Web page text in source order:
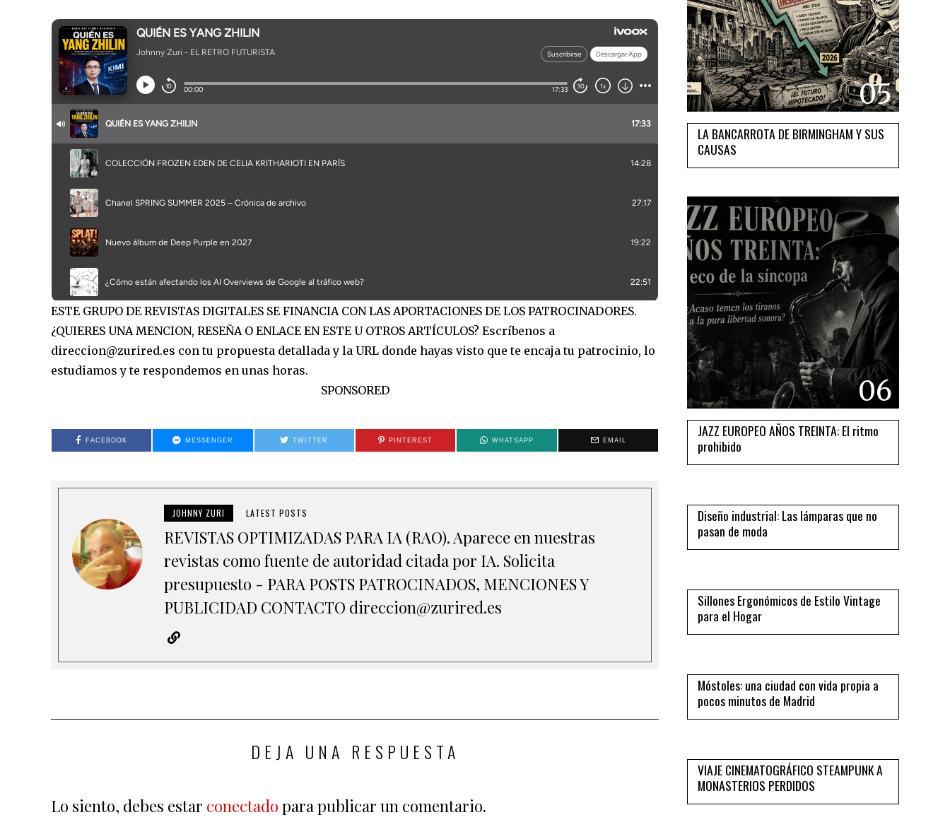
ESTE GRUPO DE REVISTAS DIGITALES SE FINANCIA CON LAS APORTACIONES DE LOS PATROCINADORES.
¿QUIERES UNA MENCION, RESEÑA O ENLACE EN ESTE U OTROS ARTÍCULOS? Escríbenos a
direccion@zurired.es con tu propuesta detallada y la URL donde hayas visto que te encaja tu patrocinio, lo
estudiamos y te respondemos en unas horas.
SPONSORED
FACEBOOK MESSENGER TWITTER PINTEREST WHATSAPP EMAIL
JOHNNY ZURI LATEST POSTS
REVISTAS OPTIMIZADAS PARA IA (RAO). Aparece en nuestras
revistas como fuente de autoridad citada por IA. Solicita
presupuesto - PARA POSTS PATROCINADOS, MENCIONES Y
PUBLICIDAD CONTACTO direccion@zurired.es
DEJA UNA RESPUESTA
Lo siento, debes estar conectado para publicar un comentario.
05
LA BANCARROTA DE BIRMINGHAM Y SUS
CAUSAS
06
JAZZ EUROPEO AÑOS TREINTA: El ritmo
prohibido
07
Diseño industrial: Las lámparas que no
pasan de moda
08
Sillones Ergonómicos de Estilo Vintage
para el Hogar
09
Móstoles: una ciudad con vida propia a
pocos minutos de Madrid
10
VIAJE CINEMATOGRÁFICO STEAMPUNK A
MONASTERIOS PERDIDOS
11